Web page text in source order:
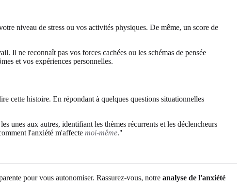
niveau de stress ou vos activités physiques. De même, un score de
Il ne reconnaît pas vos forces cachées ou les schémas de pensée
et vos expériences personnelles.
cette histoire. En répondant à quelques questions situationnelles
unes aux autres, identifiant les thèmes récurrents et les déclencheurs
l'anxiété m'affecte moi-même."
pour vous autonomiser. Rassurez-vous, notre analyse de l'anxiété